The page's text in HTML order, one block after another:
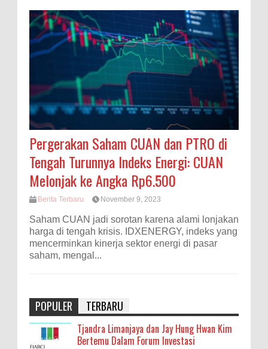
Pergerakan Saham CUAN dan PTRO di
Tengah Turunnya Indeks Energi: CUAN
Melonjak ke Angka Rp6.500
Berita Terbaru November 9, 2023
Saham CUAN jadi sorotan karena alami lonjakan
harga di tengah krisis. IDXENERGY, indeks yang
mencerminkan kinerja sektor energi di pasar
saham, mengal...
POPULER TERBARU
Tjandra Limanjaya dan Jay Hung Hwan Kim
Bertemu Dalam Forum Investasi